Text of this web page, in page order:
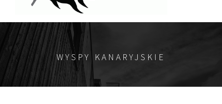
WYSPY KANARYJSKIE